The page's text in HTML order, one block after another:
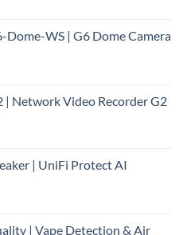
WS | G6 Dome Camera
Network Video Recorder G2
| UniFi Protect AI
| Vape Detection & Air